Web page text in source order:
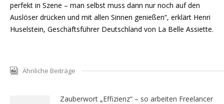
perfekt in Szene – man selbst muss dann nur noch auf den
Auslöser drücken und mit allen Sinnen genießen“, erklärt Henri
Huselstein, Geschäftsführer Deutschland von La Belle Assiette.
Ähnliche Beiträge
Zauberwort „Effizienz“ – so arbeiten Freelancer